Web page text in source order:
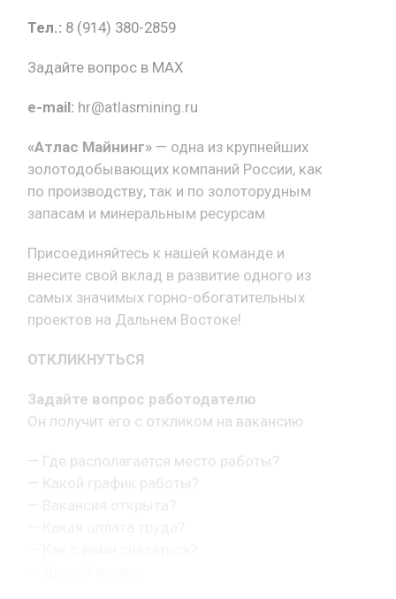
Тел.: 8 (914) 380-2859
Задайте вопрос в MAX
e-mail: hr@atlasmining.ru
«Атлас Майнинг» — одна из крупнейших
золотодобывающих компаний России, как
по производству, так и по золоторудным
запасам и минеральным ресурсам
Присоединяйтесь к нашей команде и
внесите свой вклад в развитие одного из
самых значимых горно-обогатительных
проектов на Дальнем Востоке!
ОТКЛИКНУТЬСЯ
Задайте вопрос работодателю
Он получит его с откликом на вакансию
— Где располагается место работы?
— Какой график работы?